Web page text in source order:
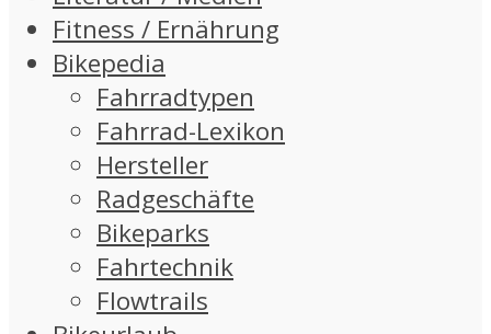
Fitness / Ernährung
Bikepedia
Fahrradtypen
Fahrrad-Lexikon
Hersteller
Radgeschäfte
Bikeparks
Fahrtechnik
Flowtrails